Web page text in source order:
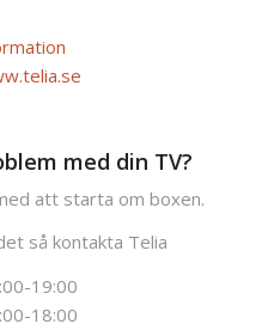
med din TV?
att starta om boxen.
så kontakta Telia
19:00
18:00